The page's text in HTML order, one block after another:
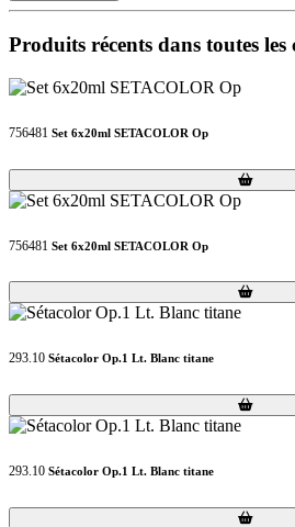
Produits récents dans toutes les
756481 Set 6x20ml SETACOLOR Op
Loading...
Loading...
756481 Set 6x20ml SETACOLOR Op
Loading...
Loading...
293.10 Sétacolor Op.1 Lt. Blanc titane
Loading...
Loading...
293.10 Sétacolor Op.1 Lt. Blanc titane
Loading...
Loading...